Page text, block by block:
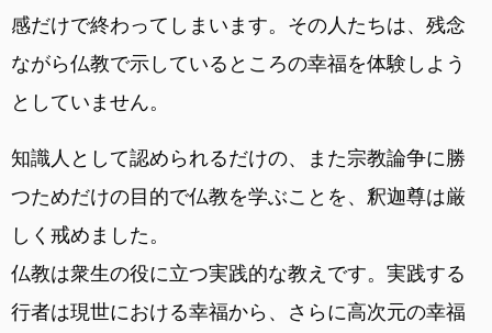
感だけで終わってしまいます。その人たちは、残念
ながら仏教で示しているところの幸福を体験しよう
としていません。
知識人として認められるだけの、また宗教論争に勝
つためだけの目的で仏教を学ぶことを、釈迦尊は厳
しく戒めました。
仏教は衆生の役に立つ実践的な教えです。実践する
行者は現世における幸福から、さらに高次元の幸福